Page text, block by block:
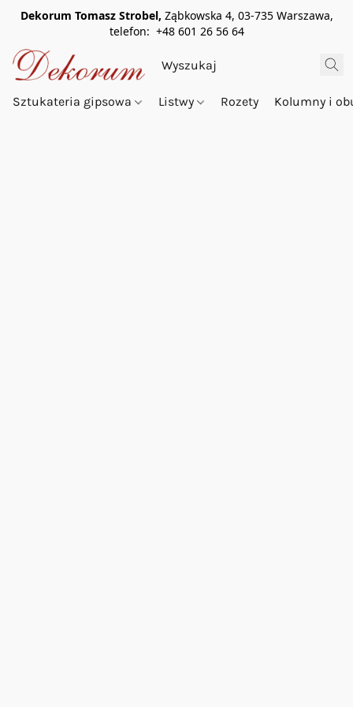
Dekorum Tomasz Strobel, Ząbkowska 4, 03-735 Warszawa,
telefon: +48 601 26 56 64
Sztukateria gipsowa Listwy Rozety Kolumny i